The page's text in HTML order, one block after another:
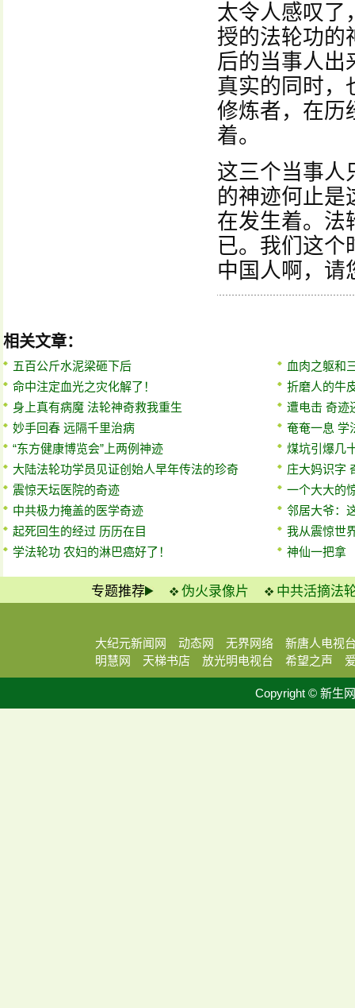
太令人感叹了
授的法轮功的
后的当事人出
真实的同时，
修炼者，在历
着。
这三个当事人
的神迹何止是
在发生着。法
已。我们这
中国人啊，请
相关文章：
五百公斤水泥梁砸下后
命中注定血光之灾化解了！
身上真有病魔 法轮神奇救我重生
妙手回春 远隔千里治病
“东方健康博览会”上两例神迹
大陆法轮功学员见证创始人早年传法的珍奇
震惊天坛医院的奇迹
中共极力掩盖的医学奇迹
起死回生的经过 历历在目
学法轮功 农妇的淋巴癌好了！
血肉之躯和
折磨人的牛
遭电击 奇迹
奄奄一息 学
煤坑引爆几
庄大妈识字
一个大大的
邻居大爷：
我从震惊世
神仙一把拿
专题推荐 伪火录像片 中共活摘法
大纪元新闻网 动态网 无界网络
新唐人电视
明慧网
天梯书店 放光明电视台 希望之声
Copyright © 新生